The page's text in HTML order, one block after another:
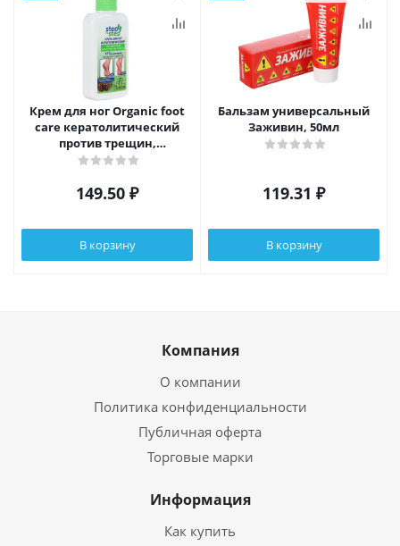
Крем для ног Organic foot
care кератолитический
против трещин,
натоптышей, огрубевшей
149.50 ₽
В корзину
Бальзам универсальный
Заживин, 50мл
119.31 ₽
В корзину
Компания
О компании
Политика конфиденциальности
Публичная оферта
Торговые марки
Информация
Как купить